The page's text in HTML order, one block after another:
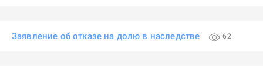
Заявление об отказе на долю в наследстве 62